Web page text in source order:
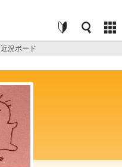
近況ボード